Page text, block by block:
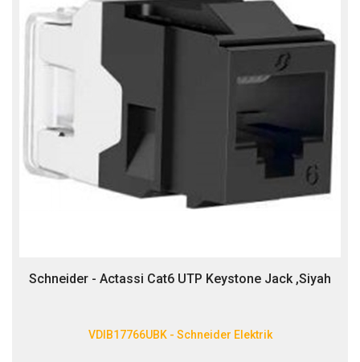
Schneider - Actassi Cat6 UTP Keystone Jack ,Siyah
VDIB17766UBK - Schneider Elektrik